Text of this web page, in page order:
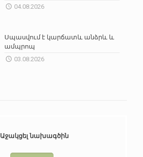
04.08.2026
Սպասվում է կարճատև անձրև և
ամպրոպ
03.08.2026
Աջակցել նախագծին